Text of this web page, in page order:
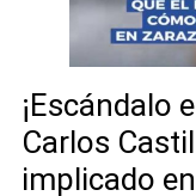
¡Escándalo
Carlos
implicado